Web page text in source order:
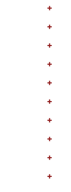
+
+
+
+
+
+
+
+
+
+